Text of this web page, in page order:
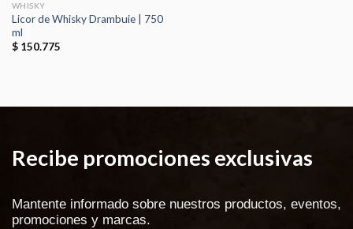
WHISKY
Licor de Whisky Drambuie | 750
ml
$150.775
Recibe promociones exclusivas
Mantente informado sobre nuestros productos, eventos,
promociones y marcas.